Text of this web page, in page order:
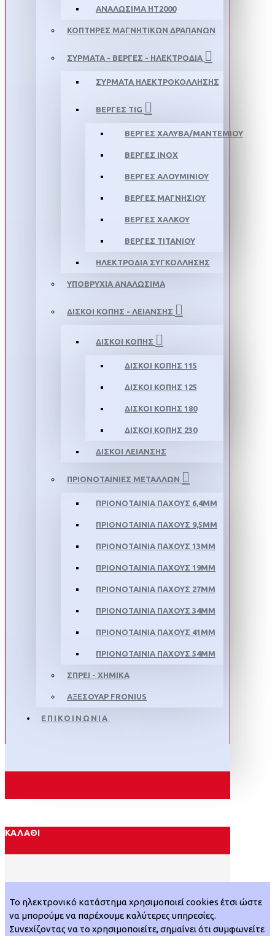
ΑΝΑΛΩΣΙΜΑ HT2000
ΚΟΠΤΗΡΕΣ ΜΑΓΝΗΤΙΚΩΝ ΔΡΑΠΑΝΩΝ
ΣΥΡΜΑΤΑ - ΒΕΡΓΕΣ - ΗΛΕΚΤΡΟΔΙΑ
ΣΥΡΜΑΤΑ ΗΛΕΚΤΡΟΚΟΛΛΗΣΗΣ
ΒΕΡΓΕΣ TIG
ΒΕΡΓΕΣ ΧΑΛΥΒΑ/ΜΑΝΤΕΜΙΟΥ
ΒΕΡΓΕΣ ΙΝΟΧ
ΒΕΡΓΕΣ ΑΛΟΥΜΙΝΙΟΥ
ΒΕΡΓΕΣ ΜΑΓΝΗΣΙΟΥ
ΒΕΡΓΕΣ ΧΑΛΚΟΥ
ΒΕΡΓΕΣ ΤΙΤΑΝΙΟΥ
ΗΛΕΚΤΡΟΔΙΑ ΣΥΓΚΟΛΛΗΣΗΣ
ΥΠΟΒΡΥΧΙΑ ΑΝΑΛΩΣΙΜΑ
ΔΙΣΚΟΙ ΚΟΠΗΣ - ΛΕΙΑΝΣΗΣ
ΔΙΣΚΟΙ ΚΟΠΗΣ
ΔΙΣΚΟΙ ΚΟΠΗΣ 115
ΔΙΣΚΟΙ ΚΟΠΗΣ 125
ΔΙΣΚΟΙ ΚΟΠΗΣ 180
ΔΙΣΚΟΙ ΚΟΠΗΣ 230
ΔΙΣΚΟΙ ΛΕΙΑΝΣΗΣ
ΠΡΙΟΝΟΤΑΙΝΙΕΣ ΜΕΤΑΛΛΩΝ
ΠΡΙΟΝΟΤΑΙΝΙΑ ΠΑΧΟΥΣ 6,4MM
ΠΡΙΟΝΟΤΑΙΝΙΑ ΠΑΧΟΥΣ 9,5MM
ΠΡΙΟΝΟΤΑΙΝΙΑ ΠΑΧΟΥΣ 13MM
ΠΡΙΟΝΟΤΑΙΝΙΑ ΠΑΧΟΥΣ 19MM
ΠΡΙΟΝΟΤΑΙΝΙΑ ΠΑΧΟΥΣ 27MM
ΠΡΙΟΝΟΤΑΙΝΙΑ ΠΑΧΟΥΣ 34MM
ΠΡΙΟΝΟΤΑΙΝΙΑ ΠΑΧΟΥΣ 41MM
ΠΡΙΟΝΟΤΑΙΝΙΑ ΠΑΧΟΥΣ 54MM
ΣΠΡΕΙ - ΧΗΜΙΚΑ
ΑΞΕΣΟΥΑΡ FRONIUS
ΕΠΙΚΟΙΝΩΝΙΑ
ΚΑΛΆΘΙ
Το ηλεκτρονικό κατάστημα χρησιμοποιεί cookies έτσι ώστε
να μπορούμε να παρέχουμε καλύτερες υπηρεσίες.
Συνεχίζοντας να το χρησιμοποιείτε, σημαίνει ότι συμφωνείτε